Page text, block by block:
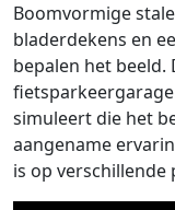
Boomvormige
bladerdekens en
bepalen het
simuleert die het
aangename
is op verschillende